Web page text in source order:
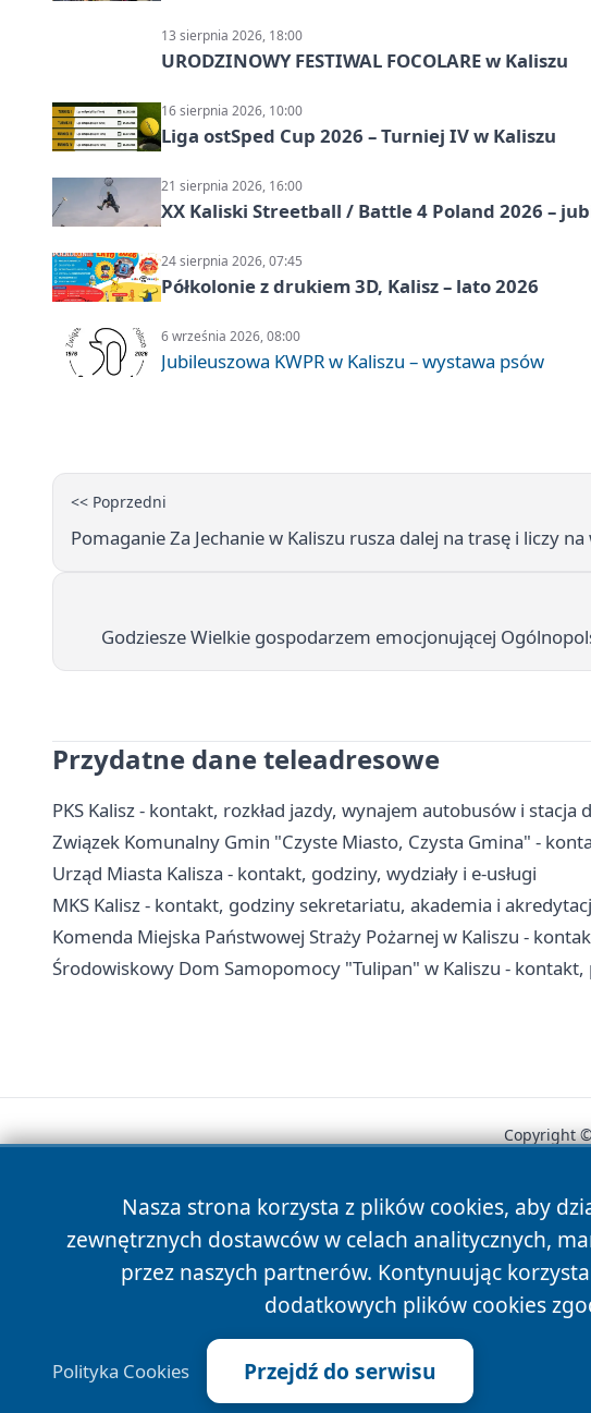
13 sierpnia 2026, 18:00
URODZINOWY FESTIWAL FOCOLARE w Kaliszu
16 sierpnia 2026, 10:00
Liga ostSped Cup 2026 – Turniej IV w Kaliszu
21 sierpnia 2026, 16:00
XX Kaliski Streetball / Battle 4 Poland 2026 –
24 sierpnia 2026, 07:45
Półkolonie z drukiem 3D, Kalisz – lato 2026
6 września 2026, 08:00
Jubileuszowa KWPR w Kaliszu – wystawa psów
<< Poprzedni
Pomaganie Za Jechanie w Kaliszu rusza dalej na trasę i liczy
Godziesze Wielkie gospodarzem emocjonującej
Przydatne dane teleadresowe
PKS Kalisz - kontakt, rozkład jazdy, wynajem autobusów i stacja
Związek Komunalny Gmin "Czyste Miasto, Czysta Gmina" -
Urząd Miasta Kalisza - kontakt, godziny, wydziały i e-usługi
MKS Kalisz - kontakt, godziny sekretariatu, akademia i
Komenda Miejska Państwowej Straży Pożarnej w Kaliszu -
Środowiskowy Dom Samopomocy "Tulipan" w Kaliszu -
Nasza strona korzysta z plików cookies, aby
zewnętrznych dostawców w celach analitycznych,
przez naszych partnerów. Kontynuując
dodatkowych plików cookies
Polityka Cookies Przejdź do serwisu
Copyright
News